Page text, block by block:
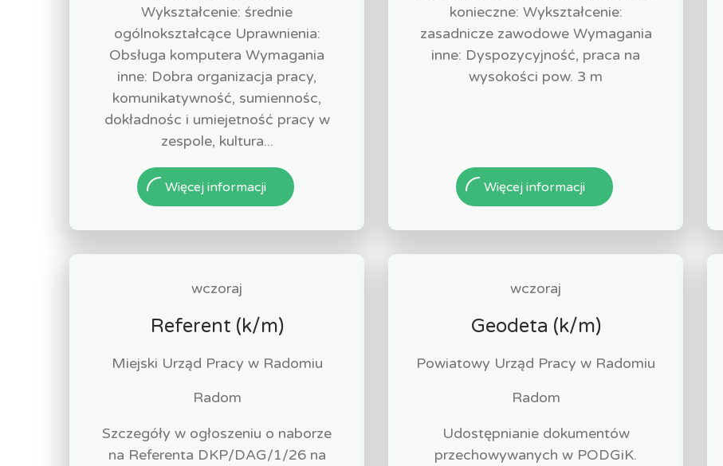
Wykształcenie: średnie
ogólnokształcące Uprawnienia:
Obsługa komputera Wymagania
inne: Dobra organizacja pracy,
komunikatywność, sumiennośc,
dokładnośc i umiejetność pracy w
zespole, kultura...
Więcej informacji
konieczne: Wykształcenie:
zasadnicze zawodowe Wymagania
inne: Dyspozycyjność, praca na
wysokości pow. 3 m
Więcej informacji
wczoraj
Referent (k/m)
Miejski Urząd Pracy w Radomiu
Radom
Szczegóły w ogłoszeniu o naborze
na Referenta DKP/DAG/1/26 na
wczoraj
Geodeta (k/m)
Powiatowy Urząd Pracy w Radomiu
Radom
Udostępnianie dokumentów
przechowywanych w PODGiK.